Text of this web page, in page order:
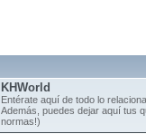
KHWorld
Entérate aquí de todo lo
Además, puedes dejar aquí tus
normas!)